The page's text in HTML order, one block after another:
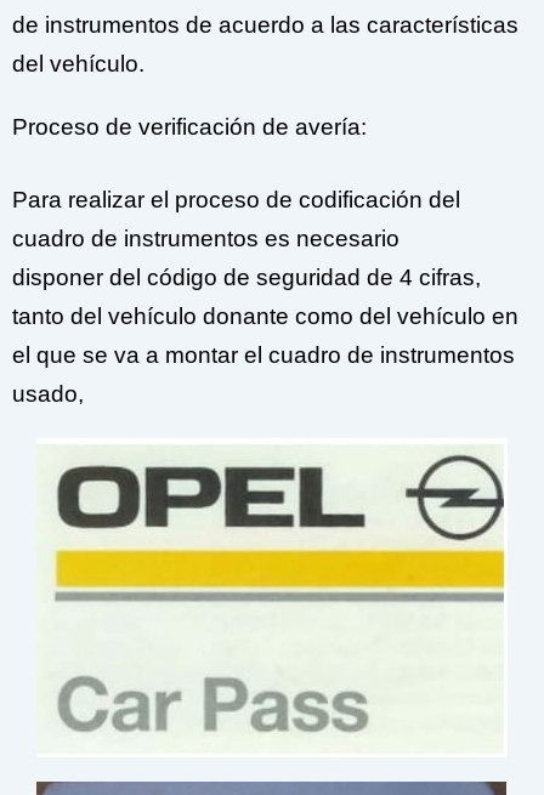
de instrumentos de acuerdo a las características
del vehículo.
Proceso de verificación de avería:
Para realizar el proceso de codificación del
cuadro de instrumentos es necesario
disponer del código de seguridad de 4 cifras,
tanto del vehículo donante como del vehículo en
el que se va a montar el cuadro de instrumentos
usado,